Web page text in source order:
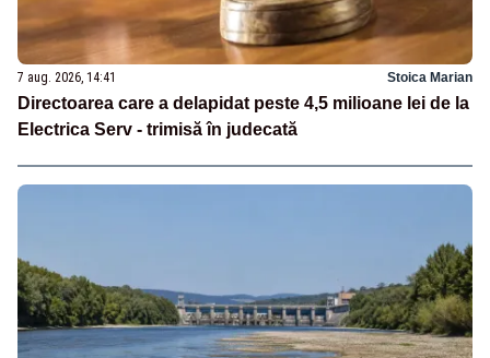
7 aug. 2026, 14:41 Stoica Marian
Directoarea care a delapidat peste 4,5 milioane lei de la
Electrica Serv - trimisă în judecată